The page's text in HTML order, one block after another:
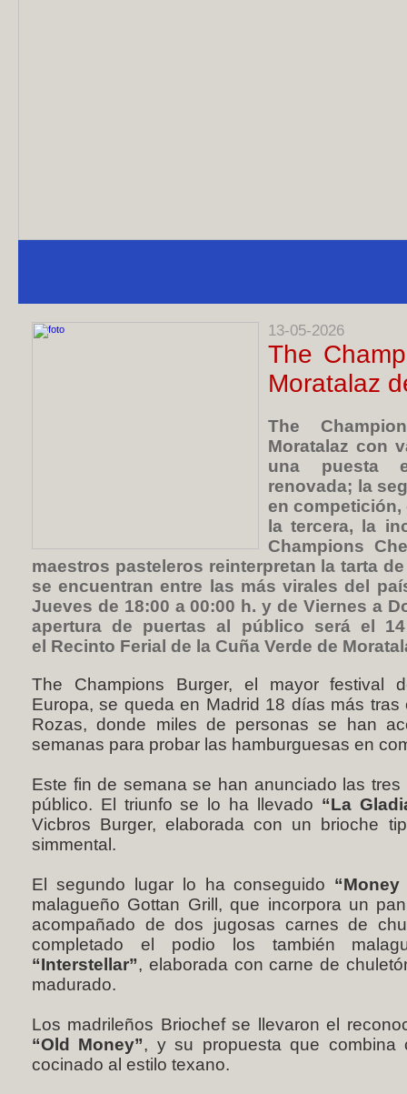
13-05-2026
The
Moratalaz
The
Moratalaz con
una puesta
renovada; la
en
la tercera, la
Champions
maestros pasteleros reinterpretan la tarta
se encuentran entre las más virales del
Jueves de 18:00 a 00:00 h. y de Viernes a
apertura de puertas al público será el
el Recinto Ferial de la Cuña Verde de
The Champions Burger, el mayor festival
Europa, se queda en Madrid 18 días más
Rozas, donde miles de personas se han
semanas para probar las hamburguesas en
Este fin de semana se han anunciado las
público. El triunfo se lo ha llevado “La
Vicbros Burger, elaborada con un brioche
simmental.
El segundo lugar lo ha conseguido “Money
malagueño Gottan Grill, que incorpora un
acompañado de dos jugosas carnes de
completado el podio los también
“Interstellar”, elaborada con carne de
madurado.
Los madrileños Briochef se llevaron el
“Old Money”, y su propuesta que
cocinado al estilo texano.